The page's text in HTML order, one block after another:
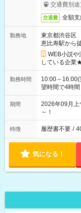
交通費別途
交通費 全額
勤務地
東京都渋谷区
恵比寿駅から
WEB小説や
している企業
勤務時間
10:00～
望時間で4時
期間
2026年09月
～！
特徴 履歴書不要 /
気になる！